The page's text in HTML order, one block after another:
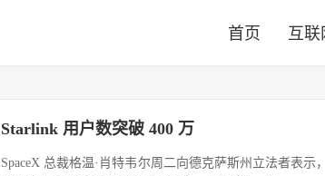
首页 互联
Starlink 用户数突破 400 万
SpaceX 总裁格温·肖特韦尔周二向德克萨斯州立法者表示